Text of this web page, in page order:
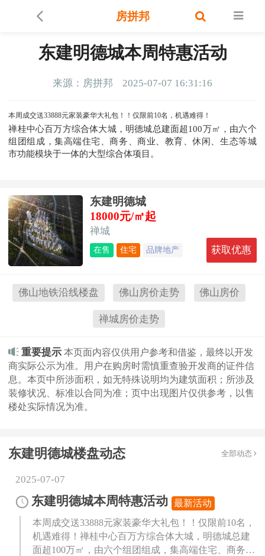
房拼邦
东建明德城本周特惠活动
来源：房拼邦 2025-07-07 16:31:16
本周成交送33888元家装豪华大礼包！！仅限前10名，机遇难得！
禅桂中心百万方综合体大城， 明德城总建面超100万㎡，由六个
组团组成，集高端住宅、商务、商业、教育、休闲、生态等城
市功能模块于一体的大型综合体项目。
东建明德城
18000元/㎡起
禅城
在售 住宅 品牌地产
地铁沿线
获取优惠
佛山地铁沿线楼盘 佛山房价走势 佛山房价
禅城房价走势
重要提示 本页面内容仅供用户参考和借鉴，最终以开发
商实际公示为准。用户在购房时需慎重查验开发商的证件信
息。本页中所涉面积，如无特殊说明均为建筑面积；所涉及
装修状况、标准以合同为准；页中出现图片仅供参考，以售
楼处实际情况为准。
东建明德城楼盘动态 全部动态
2025-07-07
东建明德城本周特惠活动
最新活动
本周成交送33888元家装豪华大礼包！！仅限前10名，
机遇难得！禅桂中心百万方综合体大城，明德城总建
面超100万㎡，由六个组团组成，集高端住宅、商务、